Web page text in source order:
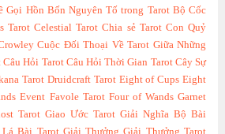
Gọi Hồn Bốn Nguyên Tố trong Tarot Bộ Cốc
Tarot Celestial Tarot Chia sẻ Tarot Con Quỷ
Cuộc Đối Thoại Về Tarot Giữa Những
Câu Hỏi Tarot Câu Hỏi Thời Gian Tarot Cây Sự
Tarot Druidcraft Tarot Eight of Cups Eight
Event Favole Tarot Four of Wands Garnet
Tarot Giao Ước Tarot Giải Nghĩa Bộ Bài
Bài Tarot Giải Thưởng Giải Thưởng Tarot